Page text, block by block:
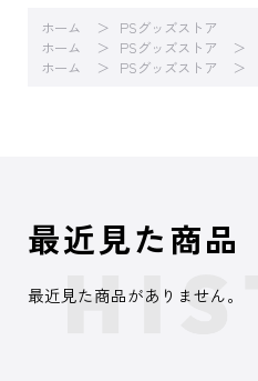
ホーム
PSグッズストア
ホーム
PSグッズストア
ホーム
PSグッズストア
最近見た商品
最近見た商品がありません。